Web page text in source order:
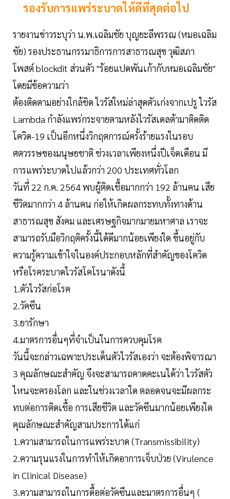
รองรับการแพร่ระบาดให้ดีที่สุดต่อไป
รายงานข่าวระบุว่า น.พ.เฉลิมชัย บุญยะลีพรรณ (หมอเฉลิม
ชัย) รองประธานกรรมาธิการการสาธารณสุข วุฒิสภา
โพสต์ blockdit ส่วนตัว "ร้อยแปดพันเก้ากับหมอเฉลิมชัย"
โดยมีข้อความว่า
ต้องติดตามอย่างใกล้ชิด ไวรัสใหม่ล่าสุดตัวเก่งจากเปรู ไวรัส
Lambda กำลังแพร่กระจายตามหลังไวรัสเดลต้ามาติดติด
โควิด-19 เป็นอีกหนึ่งวิกฤตการณ์ครั้งร้ายแรงในรอบ
ศตวรรษของมนุษยชาติ ช่วงเวลาเพียงหนึ่งปีเจ็ดเดือน มี
การแพร่ระบาดไปแล้วกว่า 200 ประเทศทั่วโลก
วันที่ 22 ก.ค. 2564 พบผู้ติดเชื้อมากกว่า 192 ล้านคน เสีย
ชีวิตมากกว่า 4 ล้านคน ก่อให้เกิดผลกระทบทั้งทางด้าน
สาธารณสุข สังคม และเศรษฐกิจมากมายมหาศาล เราจะ
สามารถรับมือวิกฤติครั้งนี้ได้ดีมากน้อยเพียงใด ขึ้นอยู่กับ
ความรู้ความเข้าใจในองค์ประกอบหลักที่สำคัญของโควิด
หรือโรคระบาดไวรัสโคโรนาดังนี้
1.ตัวไวรัสก่อโรค
2.วัคซีน
3.ยารักษา
4.มาตรการอื่นๆที่จำเป็นในการควบคุมโรค
วันนี้จะกล่าวเฉพาะประเด็นตัวไวรัสเองว่า จะต้องพิจารณา
3 คุณลักษณะสำคัญ จึงจะสามารถคาดคะเนได้ว่า ไวรัสตัว
ไหนจะครองโลก และในช่วงเวลาใด ตลอดจนจะมีผลกระ
ทบต่อการติดเชื้อ การเสียชีวิต และวัคซีนมากน้อยเพียงใด
คุณลักษณะสำคัญสามประการได้แก่
1.ความสามารถในการแพร่ระบาด (Transmissibility)
2.ความรุนแรงในการทำให้เกิดอาการเจ็บป่วย (Virulence
in Clinical Disease)
3.ความสามารถในการดื้อต่อวัคซีนและมาตรการอื่นๆ (